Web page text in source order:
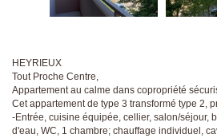
HEYRIEUX
Tout Proche Centre,
Appartement au calme dans copropriété
Cet appartement de type 3 transformé type 2,
-Entrée, cuisine équipée, cellier, salon/séjour,
d'eau, WC, 1 chambre; chauffage individuel,